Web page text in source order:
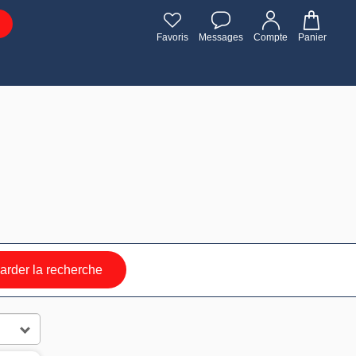
Favoris Messages Compte Panier
la recherche